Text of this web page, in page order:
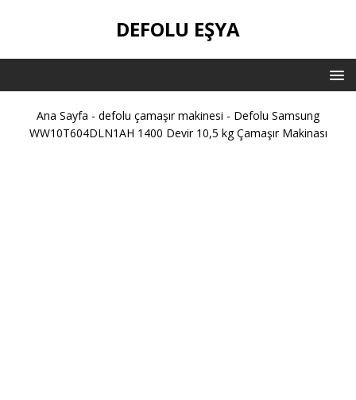
DEFOLU EŞYA
Ana Sayfa - defolu çamaşır makinesi - Defolu Samsung
WW10T604DLN1AH 1400 Devir 10,5 kg Çamaşır Makinası